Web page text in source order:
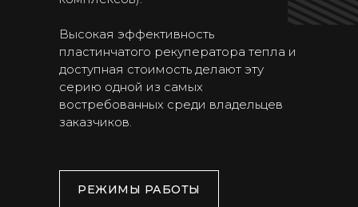
Высокая эффективность
пластинчатого рекуператора тепла и
доступная стоимость делают эту
серию одной из самых
востребованных среди владельцев
заказчиков.
РЕЖИМЫ РАБОТЫ